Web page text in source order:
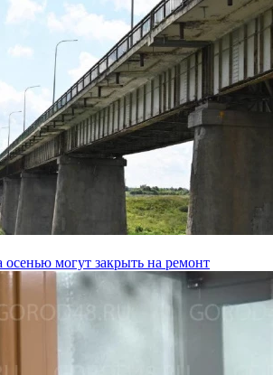
могут закрыть на ремонт